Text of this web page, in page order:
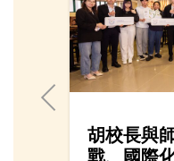
胡校長與